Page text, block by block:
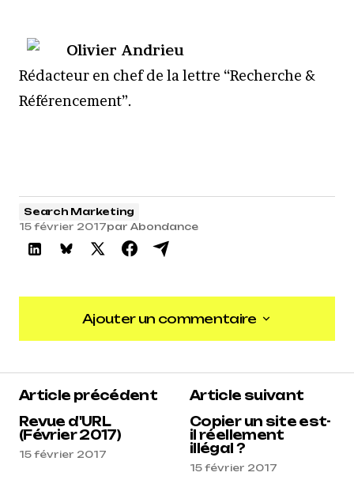
Olivier Andrieu
Rédacteur en chef de la lettre “Recherche &
Référencement”.
Search Marketing
15 février 2017par Abondance
Ajouter un commentaire
Ajouter un commentaire
Article précédent
Revue d'URL
(Février 2017)
15 février 2017
Article suivant
Copier un site est-
il réellement
illégal ?
15 février 2017